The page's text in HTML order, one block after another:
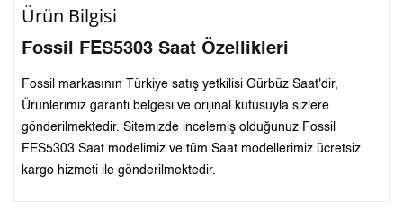
Ürün Bilgisi
Fossil FES5303 Saat Özellikleri
Fossil markasının Türkiye satış yetkilisi Gürbüz Saat'dir,
Ürünlerimiz garanti belgesi ve orijinal kutusuyla sizlere
gönderilmektedir. Sitemizde incelemiş olduğunuz Fossil
FES5303 Saat modelimiz ve tüm Saat modellerimiz ücretsiz
kargo hizmeti ile gönderilmektedir.